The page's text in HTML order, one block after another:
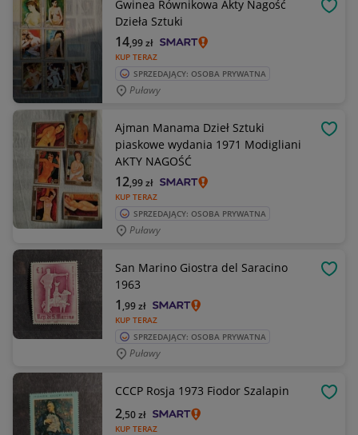
Gwinea Równikowa Akty Nagość
Dzieła Sztuki
KUP TERAZ
14,99zł
SPRZEDAJĄCY: OSOBA PRYWATNA
Puławy
Ajman Manama Dzieł Sztuki
piaskowe wydania 1971 Modigliani
AKTY NAGOŚĆ
KUP TERAZ
12,99zł
SPRZEDAJĄCY: OSOBA PRYWATNA
Puławy
San Marino Giostra del Saracino
1963
KUP TERAZ
1 ,99zł
SPRZEDAJĄCY: OSOBA PRYWATNA
Puławy
CCCP Rosja 1973 Fiodor Szalapin
KUP TERAZ
2,50zł